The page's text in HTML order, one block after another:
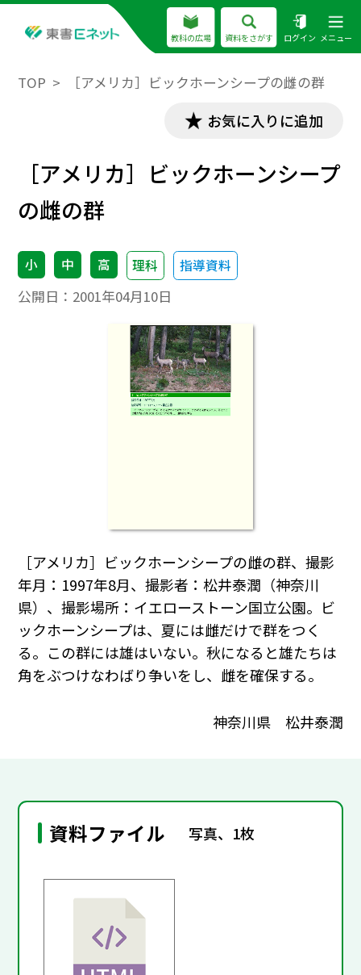
教科の広場 資料をさがす ログイン メニュー
TOP ［アメリカ］ビックホーンシープの雌の群
お気に入りに追加
［アメリカ］ビックホーンシープ
の雌の群
小 中 高 理科 指導資料
公開日： 2001年04月10日
［アメリカ］ビックホーンシープの雌の群、撮影
年月：1997年8月、撮影者：松井泰潤（神奈川
県）、撮影場所：イエローストーン国立公園。ビ
ックホーンシープは、夏には雌だけで群をつく
る。この群には雄はいない。秋になると雄たちは
角をぶつけなわばり争いをし、雌を確保する。
神奈川県 松井泰潤
資料ファイル 写真、1枚